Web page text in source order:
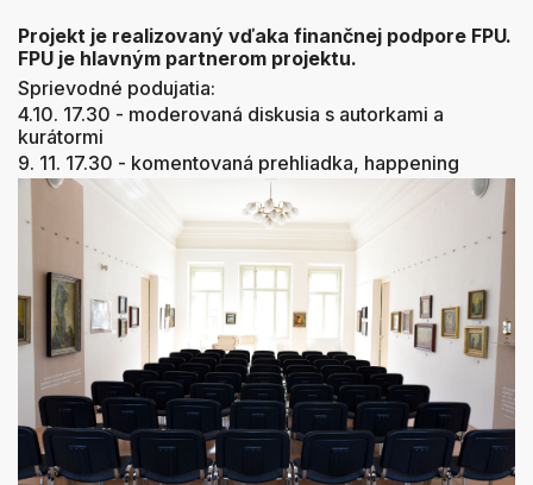
Projekt je realizovaný vďaka finančnej podpore FPU.
FPU je hlavným partnerom projektu.
Sprievodné podujatia:
4.10. 17.30 - moderovaná diskusia s autorkami a
kurátormi
9. 11. 17.30 - komentovaná prehliadka, happening